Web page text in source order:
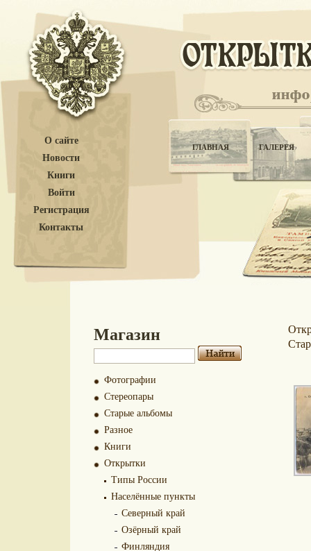
О сайте
Новости
Книги
Войти
Регистрация
Контакты
ГЛАВНАЯ ГАЛЕРЕЯ
Магазин
Фотографии
Стереопары
Старые альбомы
Разное
Книги
Открытки
Типы России
Населённые пункты
Северный край
Озёрный край
Финляндия